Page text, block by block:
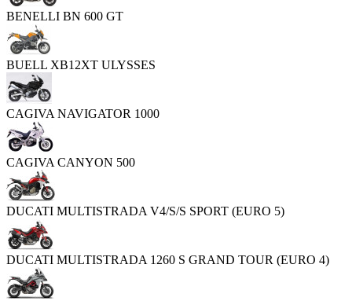
BENELLI BN 600 GT
BUELL XB12XT ULYSSES
CAGIVA NAVIGATOR 1000
CAGIVA CANYON 500
DUCATI MULTISTRADA V4/S/S SPORT (EURO 5)
DUCATI MULTISTRADA 1260 S GRAND TOUR (EURO 4)